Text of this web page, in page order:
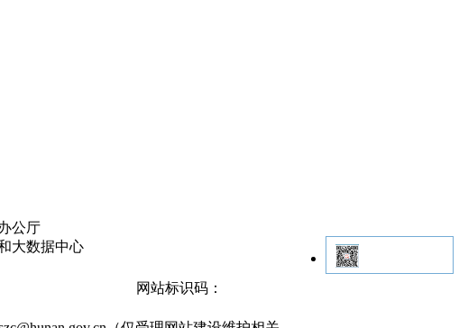
公厅
大数据中心
网站标识码：